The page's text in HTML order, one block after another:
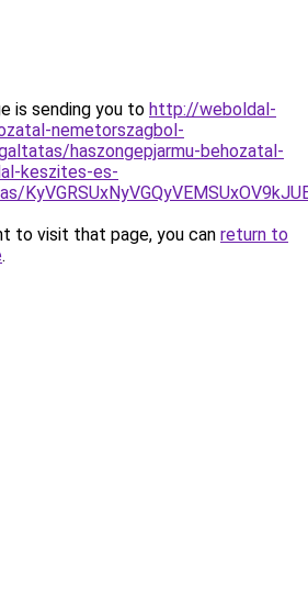
is sending you to http://weboldal-
nemetorszagbol-
haszongepjarmu-behozatal-
keszites-es-
to visit that page, you can return to
.